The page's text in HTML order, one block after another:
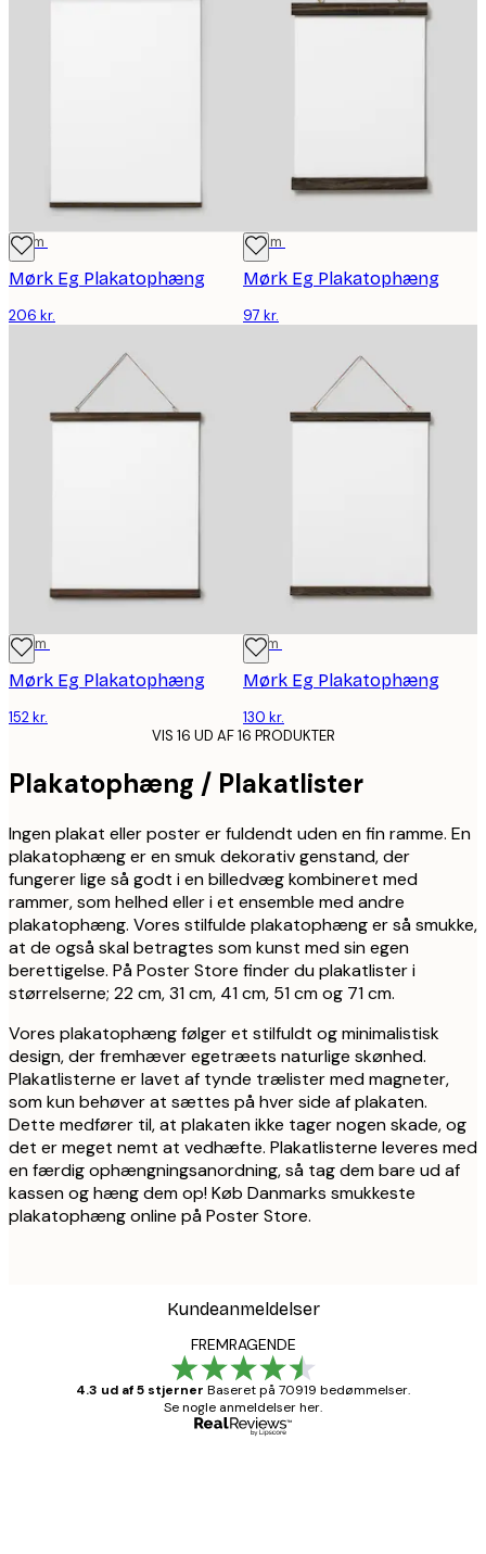
71 cm
Mørk Eg Plakatophæng
206 kr.
22 cm
Mørk Eg Plakatophæng
97 kr.
41 cm
Mørk Eg Plakatophæng
152 kr.
31 cm
Mørk Eg Plakatophæng
130 kr.
VIS 16 UD AF 16 PRODUKTER
Plakatophæng / Plakatlister
Ingen plakat eller poster er fuldendt uden en fin ramme. En
plakatophæng er en smuk dekorativ genstand, der
fungerer lige så godt i en billedvæg kombineret med
rammer, som helhed eller i et ensemble med andre
plakatophæng. Vores stilfulde plakatophæng er så smukke,
at de også skal betragtes som kunst med sin egen
berettigelse. På Poster Store finder du plakatlister i
størrelserne; 22 cm, 31 cm, 41 cm, 51 cm og 71 cm.
Vores plakatophæng følger et stilfuldt og minimalistisk
design, der fremhæver egetræets naturlige skønhed.
Plakatlisterne er lavet af tynde trælister med magneter,
som kun behøver at sættes på hver side af plakaten.
Dette medfører til, at plakaten ikke tager nogen skade, og
det er meget nemt at vedhæfte. Plakatlisterne leveres med
en færdig ophængningsanordning, så tag dem bare ud af
kassen og hæng dem op! Køb Danmarks smukkeste
plakatophæng online på Poster Store.
Kundeanmeldelser
FREMRAGENDE
4.3 ud af 5 stjerner Baseret på 70919 bedømmelser.
Se nogle anmeldelser her.